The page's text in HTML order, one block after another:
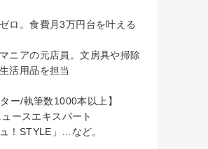
ロ。食費月3万円台を叶える
ニアの元店員。文房具や掃除
活用品を担当
ー/執筆数1000本以上】
ュースエキスパート
！STYLE」…など。